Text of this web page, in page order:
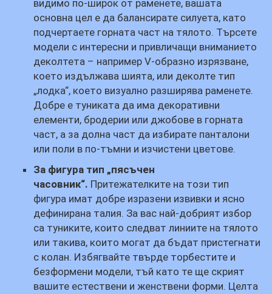
видимо по-широк от раменете, вашата
основна цел е да балансирате силуета, като
подчертаете горната част на тялото. Търсете
модели с интересни и привличащи вниманието
деколтета – например V-образно изрязване,
което издължава шията, или деколте тип
„лодка“, което визуално разширява раменете.
Добре е туниката да има декоративни
елементи, бродерии или джобове в горната
част, а за долна част да избирате панталони
или поли в по-тъмни и изчистени цветове.
За фигура тип „пясъчен
часовник“. Притежателките на този тип
фигура имат добре изразени извивки и ясно
дефинирана талия. За вас най-добрият избор
са туниките, които следват линиите на тялото
или такива, които могат да бъдат пристегнати
с колан. Избягвайте твърде торбестите и
безформени модели, тъй като те ще скрият
вашите естествени и женствени форми. Целта